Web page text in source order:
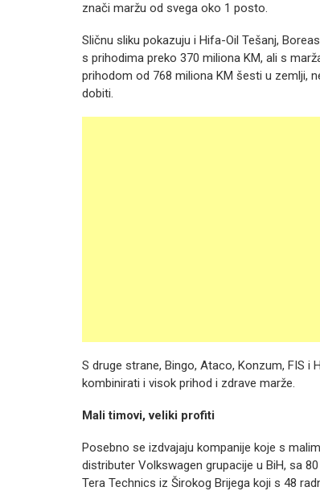
znači maržu od svega oko 1 posto.
Sličnu sliku pokazuju i Hifa-Oil Tešanj,
s prihodima preko 370 miliona KM, ali s
prihodom od 768 miliona KM šesti u zemlji,
dobiti.
S druge strane, Bingo, Ataco, Konzum, FIS i
kombinirati i visok prihod i zdrave marže.
Mali timovi, veliki profiti
Posebno se izdvajaju kompanije koje s
distributer Volkswagen grupacije u BiH, sa
Tera Technics iz Širokog Brijega koji s 48